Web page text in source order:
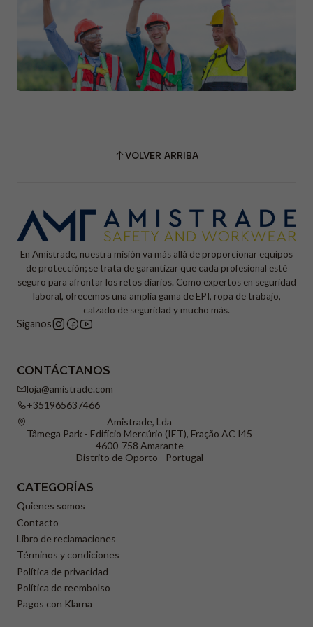
VOLVER ARRIBA
En Amistrade, nuestra misión va más allá de proporcionar equipos
de protección; se trata de garantizar que cada profesional esté
seguro para afrontar los retos diarios. Como expertos en seguridad
laboral, ofrecemos una amplia gama de EPI, ropa de trabajo,
calzado de seguridad y mucho más.
Síganos
CONTÁCTANOS
loja@amistrade.com
+351965637466
Amistrade, Lda
Tâmega Park - Edifício Mercúrio (IET), Fração AC I45
4600-758 Amarante
Distrito de Oporto - Portugal
CATEGORÍAS
Quienes somos
Contacto
Libro de reclamaciones
Términos y condiciones
Política de privacidad
Política de reembolso
Pagos con Klarna